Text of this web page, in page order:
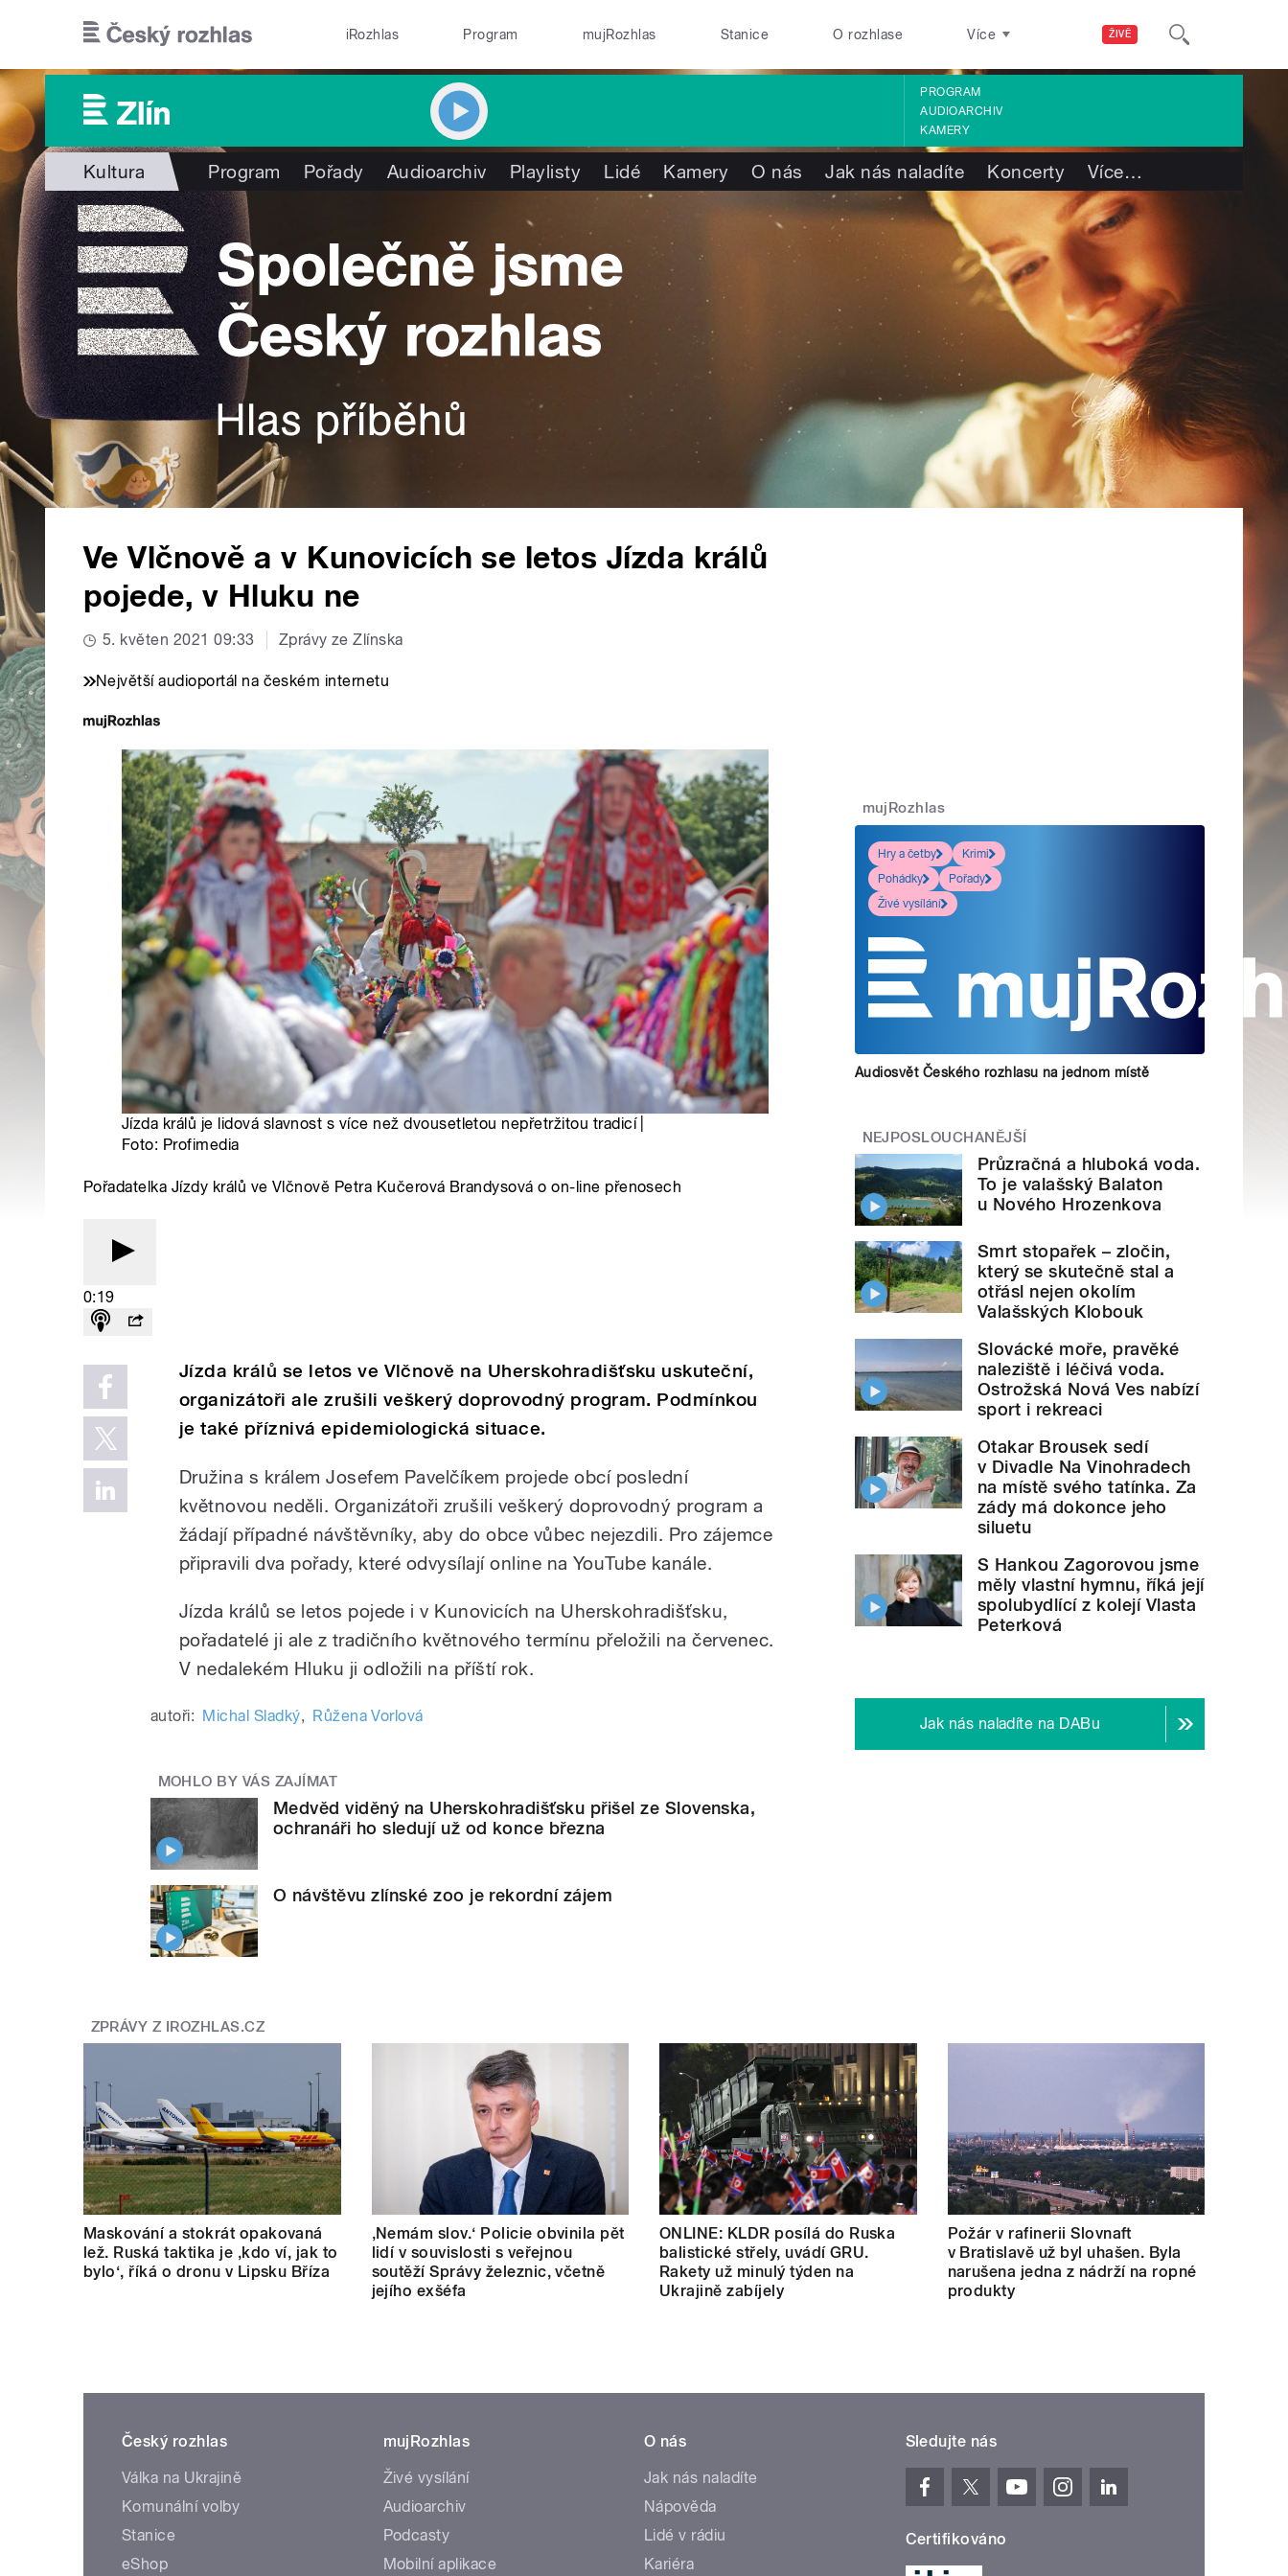
ŽIVĚ
iRozhlas Program mujRozhlas Stanice O rozhlase Více
PROGRAM
AUDIOARCHIV
KAMERY
Kultura Program Pořady Audioarchiv Playlisty Lidé Kamery O nás Jak nás naladíte Koncerty Více…
Ve Vlčnově a v Kunovicích se letos Jízda králů
pojede, v Hluku ne
5. květen 2021 09:33 Zprávy ze Zlínska
Největší audioportál na českém internetu
Jízda králů je lidová slavnost s více než dvousetletou nepřetržitou tradicí |
Foto: Profimedia
Pořadatelka Jízdy králů ve Vlčnově Petra Kučerová Brandysová o on-line přenosech
0:19
Jízda králů se letos ve Vlčnově na Uherskohradišťsku uskuteční,
organizátoři ale zrušili veškerý doprovodný program. Podmínkou
je také příznivá epidemiologická situace.
Družina s králem Josefem Pavelčíkem projede obcí poslední
květnovou neděli. Organizátoři zrušili veškerý doprovodný program a
žádají případné návštěvníky, aby do obce vůbec nejezdili. Pro zájemce
připravili dva pořady, které odvysílají online na YouTube kanále.
Jízda králů se letos pojede i v Kunovicích na Uherskohradišťsku,
pořadatelé ji ale z tradičního květnového termínu přeložili na červenec.
V nedalekém Hluku ji odložili na příští rok.
autoři: Michal Sladký, Růžena Vorlová
MOHLO BY VÁS ZAJÍMAT
Medvěd viděný na Uherskohradišťsku přišel ze Slovenska,
ochranáři ho sledují už od konce března
O návštěvu zlínské zoo je rekordní zájem
mujRozhlas
Hry a četby
Krimi
Pohádky
Pořady
Živé vysílání
Audiosvět Českého rozhlasu na jednom místě
NEJPOSLOUCHANĚJŠÍ
Průzračná a hluboká voda.
To je valašský Balaton
u Nového Hrozenkova
Smrt stopařek – zločin,
který se skutečně stal a
otřásl nejen okolím
Valašských Klobouk
Slovácké moře, pravěké
naleziště i léčivá voda.
Ostrožská Nová Ves nabízí
sport i rekreaci
Otakar Brousek sedí
v Divadle Na Vinohradech
na místě svého tatínka. Za
zády má dokonce jeho
siluetu
S Hankou Zagorovou jsme
měly vlastní hymnu, říká její
spolubydlící z kolejí Vlasta
Peterková
Jak nás naladíte na DABu
ZPRÁVY Z IROZHLAS.CZ
Maskování a stokrát opakovaná
lež. Ruská taktika je ‚kdo ví, jak to
bylo‘, říká o dronu v Lipsku Bříza
‚Nemám slov.‘ Policie obvinila pět
lidí v souvislosti s veřejnou
soutěží Správy železnic, včetně
jejího exšéfa
ONLINE: KLDR posílá do Ruska
balistické střely, uvádí GRU.
Rakety už minulý týden na
Ukrajině zabíjely
Požár v rafinerii Slovnaft
v Bratislavě už byl uhašen. Byla
narušena jedna z nádrží na ropné
produkty
Český rozhlas
Válka na Ukrajině
Komunální volby
Stanice
eShop
mujRozhlas
Živé vysílání
Audioarchiv
Podcasty
Mobilní aplikace
O nás
Jak nás naladíte
Nápověda
Lidé v rádiu
Kariéra
Sledujte nás
Certifikováno